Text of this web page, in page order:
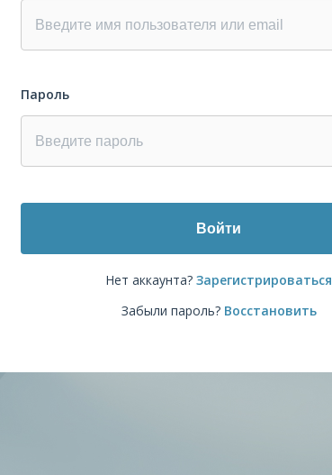
Пароль
Войти
Нет аккаунта? Зарегистрироваться
Забыли пароль? Восстановить